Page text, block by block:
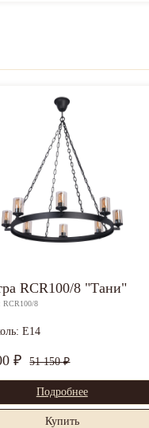
RCR100/8 "Тани"
RCR100/8
E14
₽ 51 150 ₽
Подробнее
Купить